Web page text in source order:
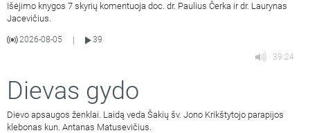
Išėjimo knygos 7 skyrių komentuoja doc. dr. Paulius Čerka ir dr. Laurynas
Jacevičius.
2026-08-05
39
39:24
Dievas gydo
Dievo apsaugos ženklai. Laidą veda Šakių šv. Jono Krikštytojo parapijos
klebonas kun. Antanas Matusevičius.